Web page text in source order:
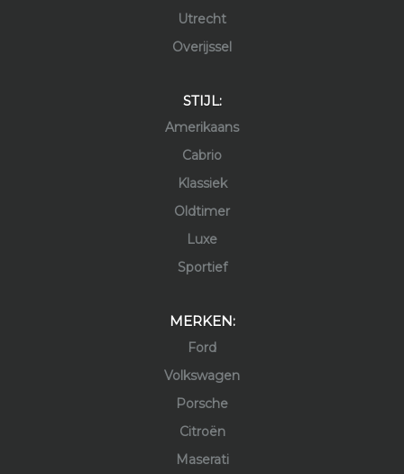
Utrecht
Overijssel
STIJL:
Amerikaans
Cabrio
Klassiek
Oldtimer
Luxe
Sportief
MERKEN:
Ford
Volkswagen
Porsche
Citroën
Maserati